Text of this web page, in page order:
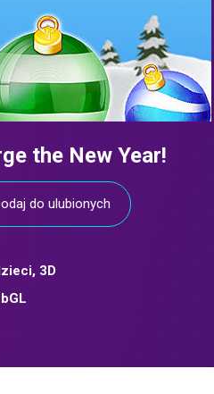
the New Year!
do ulubionych
, 3D